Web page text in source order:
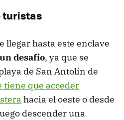
turistas
llegar hasta este enclave
un desafío, ya que se
de San Antolín de
tiene que acceder
hacia el oeste o desde
descender una